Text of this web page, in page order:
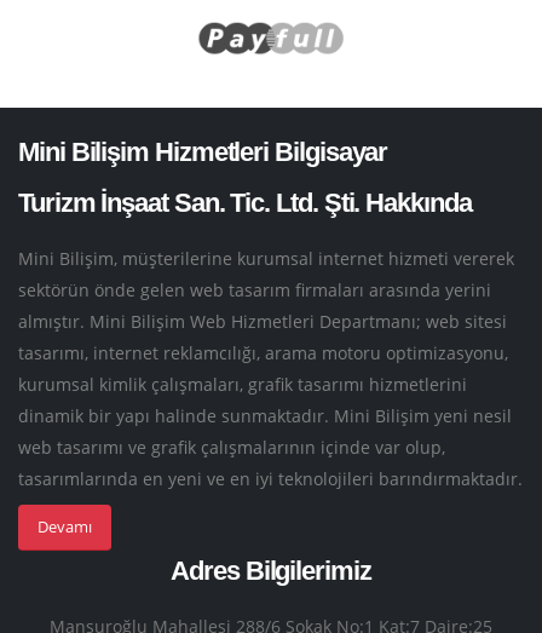
Mini Bilişim Hizmetleri Bilgisayar
Turizm İnşaat San. Tic. Ltd. Şti. Hakkında
Mini Bilişim, müşterilerine kurumsal internet hizmeti vererek
sektörün önde gelen web tasarım firmaları arasında yerini
almıştır. Mini Bilişim Web Hizmetleri Departmanı; web sitesi
tasarımı, internet reklamcılığı, arama motoru optimizasyonu,
kurumsal kimlik çalışmaları, grafik tasarımı hizmetlerini
dinamik bir yapı halinde sunmaktadır. Mini Bilişim yeni nesil
web tasarımı ve grafik çalışmalarının içinde var olup,
tasarımlarında en yeni ve en iyi teknolojileri barındırmaktadır.
Devamı
Adres Bilgilerimiz
Mansuroğlu Mahallesi 288/6 Sokak No:1 Kat:7 Daire:25